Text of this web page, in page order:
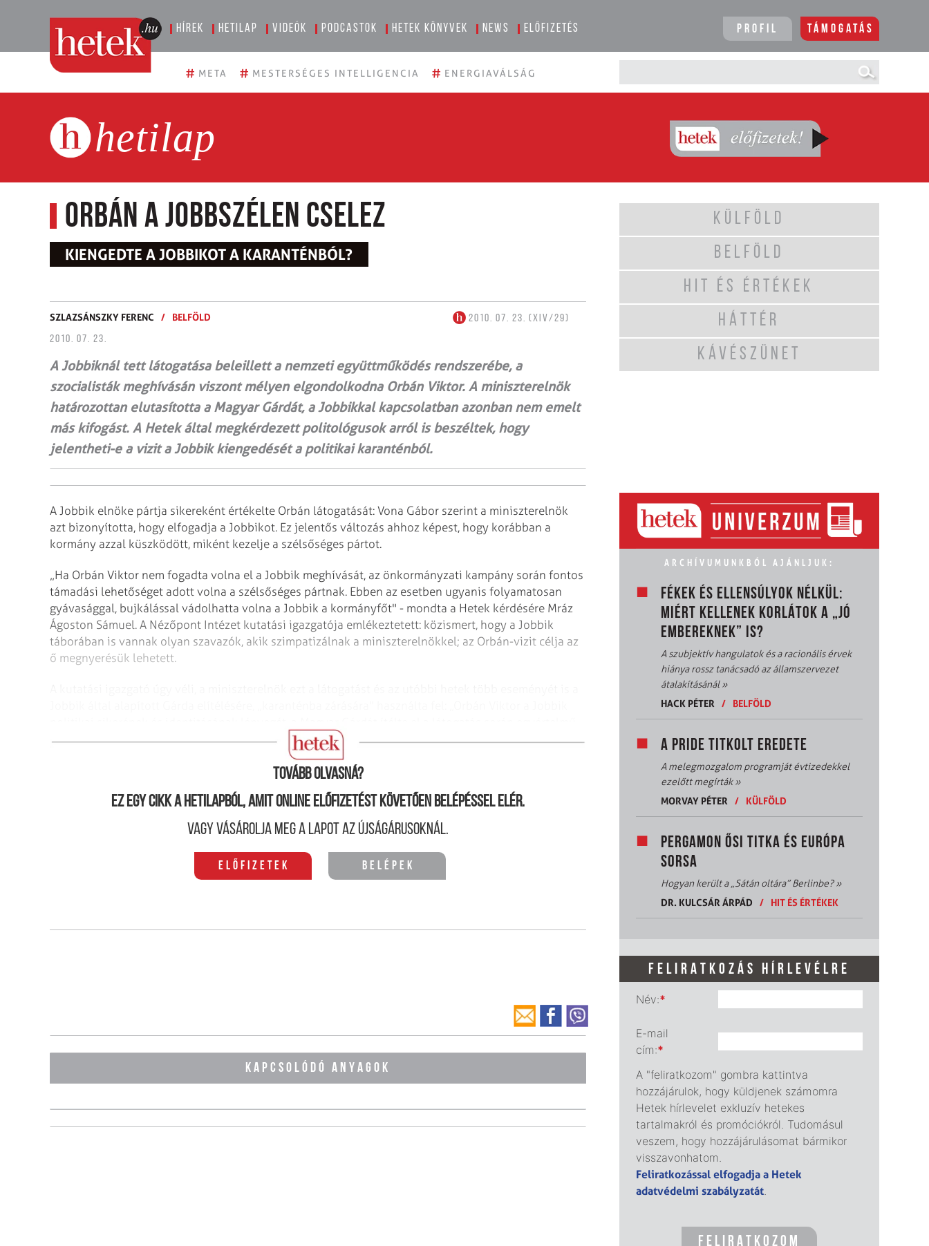
Hírek Hetilap Videók Podcastok Hetek könyvek News Előfizetés Profil Támogatás
# META # MESTERSÉGES INTELLIGENCIA # ENERGIAVÁLSÁG
hetilap
Orbán a jobbszélen cselez
KIENGEDTE A JOBBIKOT A KARANTÉNBÓL?
SZLAZSÁNSZKY FERENC / BELFÖLD
2010. 07. 23. (XIV/29)
2010. 07. 23.
A Jobbiknál tett látogatása beleillett a nemzeti együttműködés rendszerébe, a
szocialisták meghívásán viszont mélyen elgondolkodna Orbán Viktor. A miniszterelnök
határozottan elutasította a Magyar Gárdát, a Jobbikkal kapcsolatban azonban nem emelt
más kifogást. A Hetek által megkérdezett politológusok arról is beszéltek, hogy
jelentheti-e a vizit a Jobbik kiengedését a politikai karanténból.
A Jobbik elnöke pártja sikereként értékelte Orbán látogatását: Vona Gábor szerint a miniszterelnök
azt bizonyította, hogy elfogadja a Jobbikot. Ez jelentős változás ahhoz képest, hogy korábban a
kormány azzal küszködött, miként kezelje a szélsőséges pártot.
„Ha Orbán Viktor nem fogadta volna el a Jobbik meghívását, az önkormányzati kampány során fontos
támadási lehetőséget adott volna a szélsőséges pártnak. Ebben az esetben ugyanis folyamatosan
gyávasággal, bujkálással vádolhatta volna a Jobbik a kormányfőt" - mondta a Hetek kérdésére Mráz
Ágoston Sámuel. A Nézőpont Intézet kutatási igazgatója emlékeztetett: közismert, hogy a Jobbik
táborában is vannak olyan szavazók, akik szimpatizálnak a miniszterelnökkel; az Orbán-vizit célja az
ő megnyerésük lehetett.
szavakkal, és ezzel a Gárdát alapító szélsőséges pártot is elmarasztalta."
Tovább olvasná?
Ez egy cikk a hetilapból, amit online előfizetést követően belépéssel elér.
Vagy vásárolja meg a lapot az újságárusoknál.
Előfizetek Belépek
KAPCSOLÓDÓ ANYAGOK
KÜLFÖLD
BELFÖLD
HIT ÉS ÉRTÉKEK
HÁTTÉR
KÁVÉSZÜNET
ARCHÍVUMUNKBÓL AJÁNLJUK:
FÉKEK ÉS ELLENSÚLYOK NÉLKÜL:
MIÉRT KELLENEK KORLÁTOK A „JÓ
EMBEREKNEK” IS?
A szubjektív hangulatok és a racionális érvek
hiánya rossz tanácsadó az államszervezet
átalakításánál»
HACK PÉTER
/ BELFÖLD
A PRIDE TITKOLT EREDETE
A melegmozgalom programját évtizedekkel
ezelőtt megírták»
MORVAY PÉTER
/ KÜLFÖLD
PERGAMON ŐSI TITKA ÉS EURÓPA
SORSA
Hogyan került a „Sátán oltára” Berlinbe?»
DR. KULCSÁR ÁRPÁD
/ HIT ÉS ÉRTÉKEK
FELIRATKOZÁS HÍRLEVÉLRE
Név:*
E-mail
cím:*
A "feliratkozom" gombra kattintva
hozzájárulok, hogy küldjenek számomra
Hetek hírlevelet exkluzív hetekes
tartalmakról és promóciókról. Tudomásul
veszem, hogy hozzájárulásomat bármikor
visszavonhatom.
Feliratkozással elfogadja a Hetek
adatvédelmi szabályzatát.